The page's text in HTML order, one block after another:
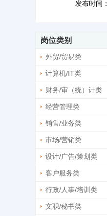
发布时间：
岗位类别
外贸/贸易类
计算机/IT类
财务/审（统）计类
经营管理类
销售/业务类
市场/营销类
设计/广告/策划类
客户服务类
行政/人事/培训类
文职/秘书类